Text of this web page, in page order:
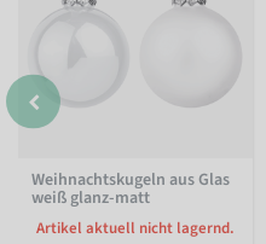
Weihnachtskugeln aus Glas
weiß glanz-matt
Artikel aktuell nicht lagernd.